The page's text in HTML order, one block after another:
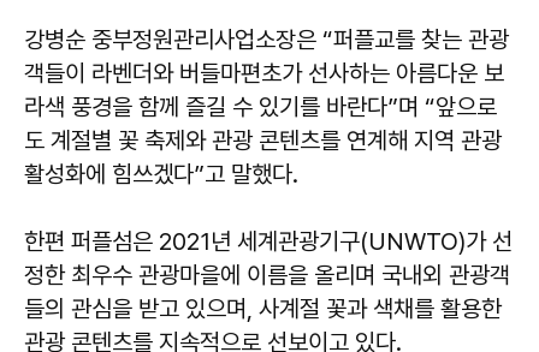
강병순 중부정원관리사업소장은 “퍼플교를 찾는 관광
객들이 라벤더와 버들마편초가 선사하는 아름다운 보
라색 풍경을 함께 즐길 수 있기를 바란다”며 “앞으로
도 계절별 꽃 축제와 관광 콘텐츠를 연계해 지역 관광
활성화에 힘쓰겠다”고 말했다.
한편 퍼플섬은 2021년 세계관광기구(UNWTO)가 선
정한 최우수 관광마을에 이름을 올리며 국내외 관광객
들의 관심을 받고 있으며, 사계절 꽃과 색채를 활용한
관광 콘텐츠를 지속적으로 선보이고 있다.